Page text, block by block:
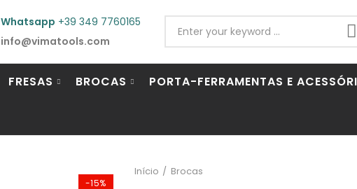
Whatsapp +39 349 7760165
info@vimatools.com
FRESAS BROCAS PORTA-FERRAMENTAS E
-15%
Início Brocas